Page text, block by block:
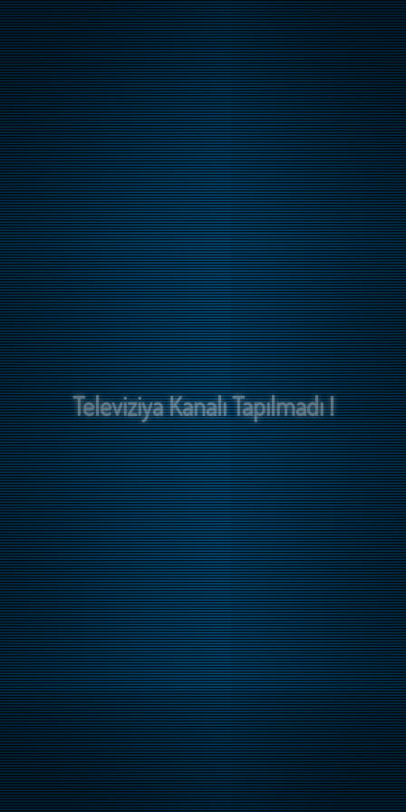
Televiziya Kanalı Tapılmadı !